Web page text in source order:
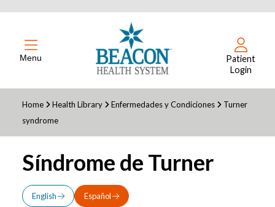
Menu
Patient
Login
Home Health Library Enfermedades y Condiciones
Turner
syndrome
Síndrome de Turner
English Español